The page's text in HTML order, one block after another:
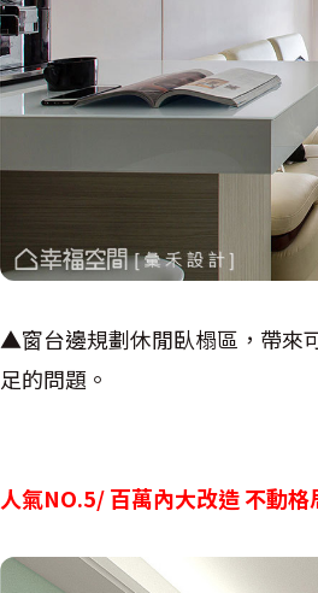
▲窗台邊規劃休閒臥榻區，帶來
足的問題。
人氣NO.5/ 百萬內大改造 不動